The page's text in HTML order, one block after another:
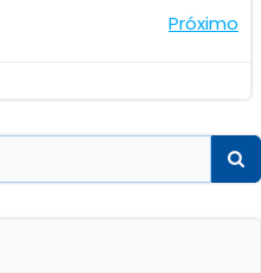
Post
Próximo